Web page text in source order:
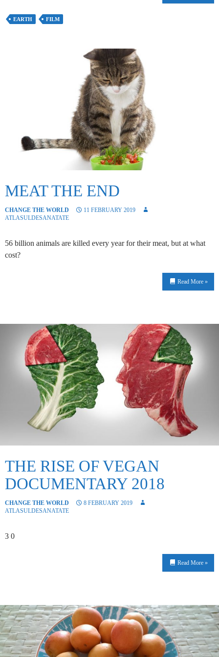
EARTH FILM
MEAT THE END
CHANGE THE WORLD
11 FEBRUARY 2019
ATLASULDESANATATE
56 billion animals are killed every year for their meat, but at what
cost?
Read More »
THE RISE OF VEGAN
DOCUMENTARY 2018
CHANGE THE WORLD
8 FEBRUARY 2019
ATLASULDESANATATE
3 0
Read More »